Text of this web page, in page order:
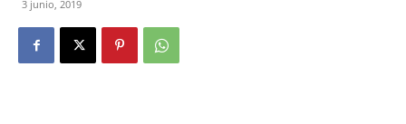
3 junio, 2019